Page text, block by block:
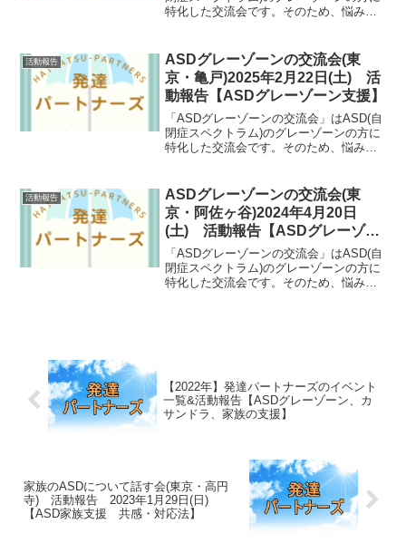
特化した交流会です。そのため、悩み事
っては数少ない支援の場としても期待さ
れる会となっています。
活動報告
ASDグレーゾーンの交流会(東
京・亀戸)2025年2月22日(土) 活
動報告【ASDグレーゾーン支援】
「ASDグレーゾーンの交流会」はASD(自
閉症スペクトラム)のグレーゾーンの方に
特化した交流会です。そのため、悩み事
っては数少ない支援の場としても期待さ
れる会となっています。
活動報告
ASDグレーゾーンの交流会(東
京・阿佐ヶ谷)2024年4月20日
(土) 活動報告【ASDグレーゾー
ン支援】
「ASDグレーゾーンの交流会」はASD(自
閉症スペクトラム)のグレーゾーンの方に
特化した交流会です。そのため、悩み事
【2022年】発達パートナーズのイベント
一覧&活動報告【ASDグレーゾーン、カ
サンドラ、家族の支援】
家族のASDについて話す会(東京・高円
寺) 活動報告 2023年1月29日(日)
【ASD家族支援 共感・対応法】